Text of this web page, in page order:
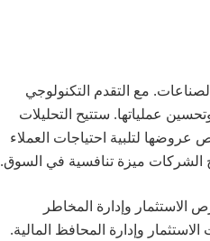
مع التقدم التكنولوجي
عملياتها. ستتيح التحليلات
عروضها لتلبية احتياجات العملاء
الشركات ميزة تنافسية في السوق.
الاستثمار وإدارة المخاطر
وإدارة المحافظ المالية.